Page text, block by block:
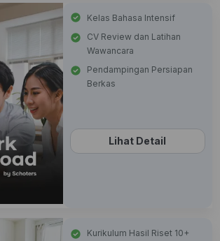
Kelas Bahasa Intensif
CV Review dan Latihan
Wawancara
Pendampingan Persiapan
Berkas
Lihat Detail
Kurikulum Hasil Riset 10+